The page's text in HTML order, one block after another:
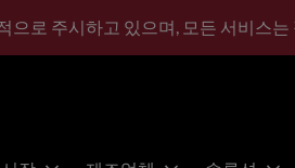
으로 주시하고 있으며, 모든 서비스